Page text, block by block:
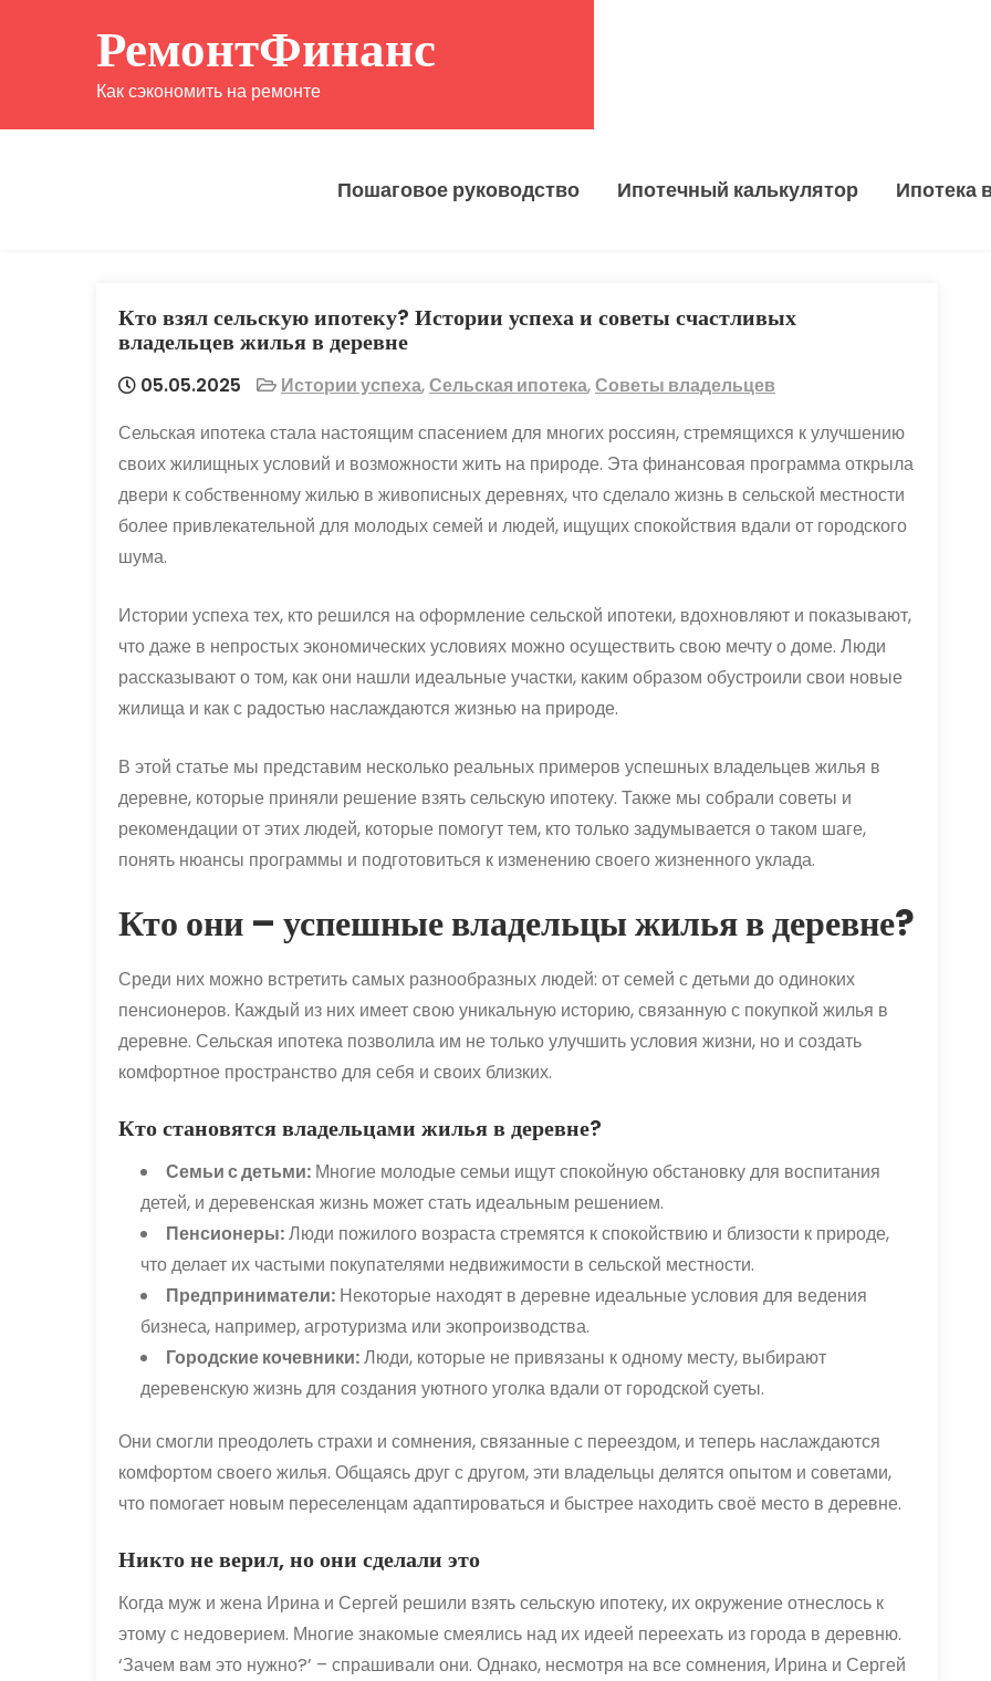
РемонтФинанс
Как сэкономить на ремонте
Пошаговое руководство Ипотечный калькулятор Ипотека
Кто взял сельскую ипотеку? Истории успеха и советы счастливых
владельцев жилья в деревне
05.05.2025 Истории успеха,Сельская ипотека,Советы владельцев
Сельская ипотека стала настоящим спасением для многих россиян, стремящихся к улучшению
своих жилищных условий и возможности жить на природе. Эта финансовая программа открыла
двери к собственному жилью в живописных деревнях, что сделало жизнь в сельской местности
более привлекательной для молодых семей и людей, ищущих спокойствия вдали от городского
шума.
Истории успеха тех, кто решился на оформление сельской ипотеки, вдохновляют и показывают,
что даже в непростых экономических условиях можно осуществить свою мечту о доме. Люди
рассказывают о том, как они нашли идеальные участки, каким образом обустроили свои новые
жилища и как с радостью наслаждаются жизнью на природе.
В этой статье мы представим несколько реальных примеров успешных владельцев жилья в
деревне, которые приняли решение взять сельскую ипотеку. Также мы собрали советы и
рекомендации от этих людей, которые помогут тем, кто только задумывается о таком шаге,
понять нюансы программы и подготовиться к изменению своего жизненного уклада.
Кто они – успешные владельцы жилья в деревне?
Среди них можно встретить самых разнообразных людей: от семей с детьми до одиноких
пенсионеров. Каждый из них имеет свою уникальную историю, связанную с покупкой жилья в
деревне. Сельская ипотека позволила им не только улучшить условия жизни, но и создать
комфортное пространство для себя и своих близких.
Кто становятся владельцами жилья в деревне?
Семьи с детьми: Многие молодые семьи ищут спокойную обстановку для воспитания
детей, и деревенская жизнь может стать идеальным решением.
Пенсионеры:Люди пожилого возраста стремятся к спокойствию и близости к природе,
что делает их частыми покупателями недвижимости в сельской местности.
Предприниматели: Некоторые находят в деревне идеальные условия для ведения
бизнеса, например, агротуризма или экопроизводства.
Городские кочевники:Люди, которые не привязаны к одному месту, выбирают
деревенскую жизнь для создания уютного уголка вдали от городской суеты.
Они смогли преодолеть страхи и сомнения, связанные с переездом, и теперь наслаждаются
комфортом своего жилья. Общаясь друг с другом, эти владельцы делятся опытом и советами,
что помогает новым переселенцам адаптироваться и быстрее находить своё место в деревне.
Никто не верил, но они сделали это
Когда муж и жена Ирина и Сергей решили взять сельскую ипотеку, их окружение отнеслось к
этому с недоверием. Многие знакомые смеялись над их идеей переехать из города в деревню.
‘Зачем вам это нужно?’ – спрашивали они. Однако, несмотря на все сомнения, Ирина и Сергей